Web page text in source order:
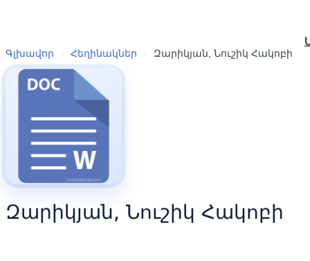
Գլխավոր › Հեղինակներ › Զարիկյան, Նուշիկ Հակոբի
Զարիկյան, Նուշիկ Հակոբի